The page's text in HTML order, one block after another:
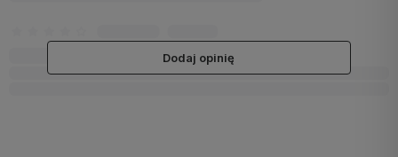
Dodaj opinię